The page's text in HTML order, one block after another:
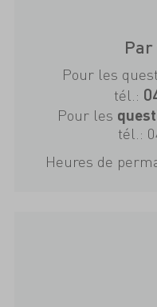
Par
Pour les
tél.:
Pour les
tél.:
Heures de